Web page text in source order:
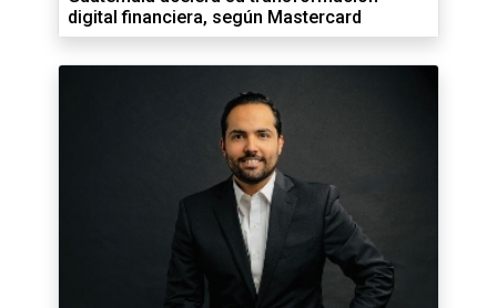
digital financiera, según Mastercard